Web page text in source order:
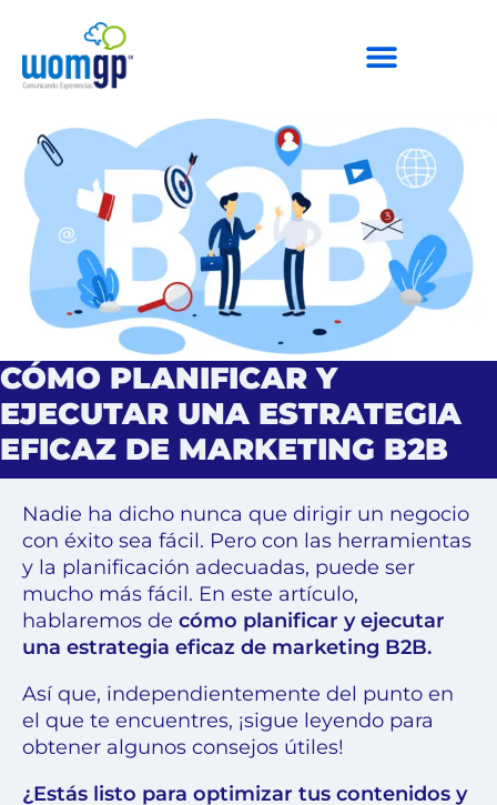
CÓMO PLANIFICAR Y
EJECUTAR UNA ESTRATEGIA
EFICAZ DE MARKETING B2B
Nadie ha dicho nunca que dirigir un negocio
con éxito sea fácil. Pero con las herramientas
y la planificación adecuadas, puede ser
mucho más fácil. En este artículo,
hablaremos de cómo planificar y ejecutar
una estrategia eficaz de marketing B2B.
Así que, independientemente del punto en
el que te encuentres, ¡sigue leyendo para
obtener algunos consejos útiles!
¿Estás listo para optimizar tus contenidos y